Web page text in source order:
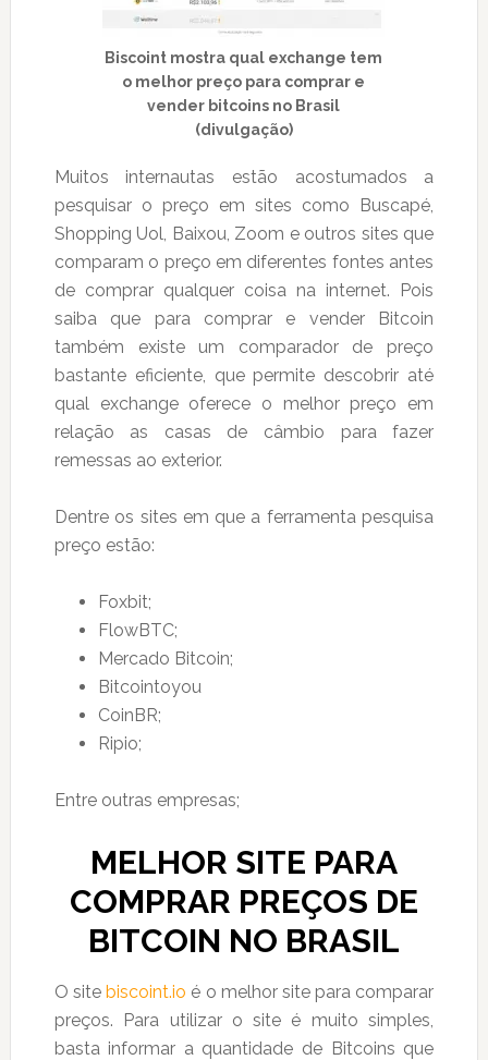
Biscoint mostra qual exchange tem
o melhor preço para comprar e
vender bitcoins no Brasil
(divulgação)
Muitos internautas estão acostumados a
pesquisar o preço em sites como Buscapé,
Shopping Uol, Baixou, Zoom e outros sites que
comparam o preço em diferentes fontes antes
de comprar qualquer coisa na internet. Pois
saiba que para comprar e vender Bitcoin
também existe um comparador de preço
bastante eficiente, que permite descobrir até
qual exchange oferece o melhor preço em
relação as casas de câmbio para fazer
remessas ao exterior.
Dentre os sites em que a ferramenta pesquisa
preço estão:
Foxbit;
FlowBTC;
Mercado Bitcoin;
Bitcointoyou
CoinBR;
Ripio;
Entre outras empresas;
MELHOR SITE PARA
COMPRAR PREÇOS DE
BITCOIN NO BRASIL
O sitebiscoint.io é o melhor site para comparar
preços. Para utilizar o site é muito simples,
basta informar a quantidade de Bitcoins que